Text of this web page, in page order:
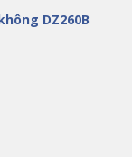
DZ260B